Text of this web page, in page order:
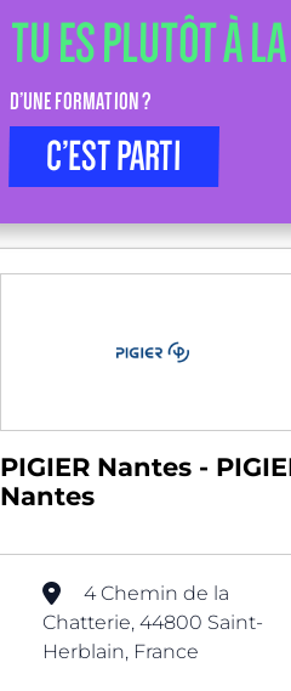
TU ES PLUTÔT À
D’UNE FORMATION ?
C’EST PARTI
PIGIER Nantes -
Nantes
4 Chemin de la
Chatterie, 44800 Saint-
Herblain, France